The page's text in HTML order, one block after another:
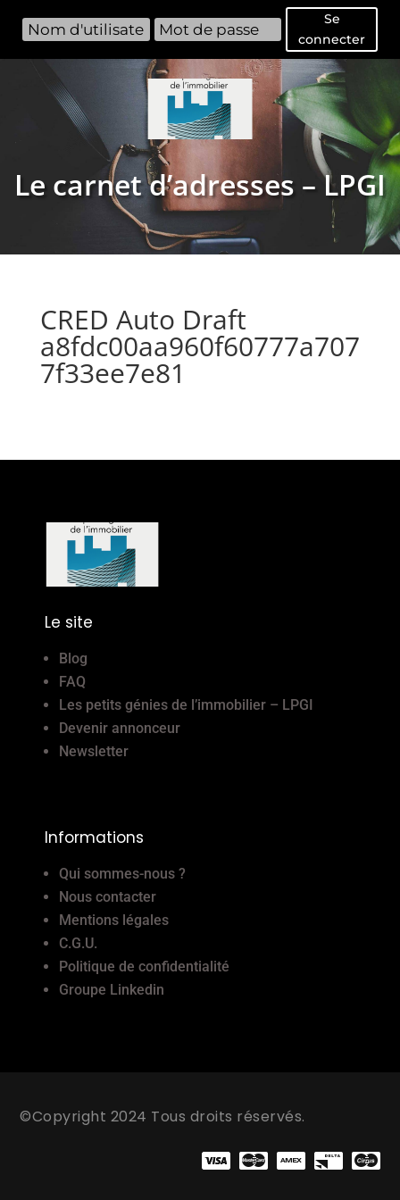
Se
connecter
Le carnet d’adresses – LPGI
CRED Auto Draft
a8fdc00aa960f60777a707
7f33ee7e81
Le site
Blog
FAQ
Les petits génies de l’immobilier – LPGI
Devenir annonceur
Newsletter
Informations
Qui sommes-nous ?
Nous contacter
Mentions légales
C.G.U.
Politique de confidentialité
Groupe Linkedin
©Copyright 2024 Tous droits réservés.